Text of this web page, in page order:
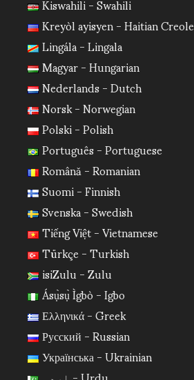
Kreyòl ayisyen - Haitian Creole
Lingála - Lingala
Magyar - Hungarian
Nederlands - Dutch
Norsk - Norwegian
Polski - Polish
Português - Portuguese
Română - Romanian
Suomi - Finnish
Svenska - Swedish
Tiếng Việt - Vietnamese
Türkçe - Turkish
isiZulu - Zulu
Ásụ̀sụ̀ Ìgbò - Igbo
Ελληνικά - Greek
Русский - Russian
Українська - Ukrainian